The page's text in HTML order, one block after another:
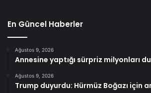
En Güncel Haberler
Ağustos 9, 2026
Annesine yaptığı sürpriz milyonları
Ağustos 9, 2026
Trump duyurdu: Hürmüz Boğazı için